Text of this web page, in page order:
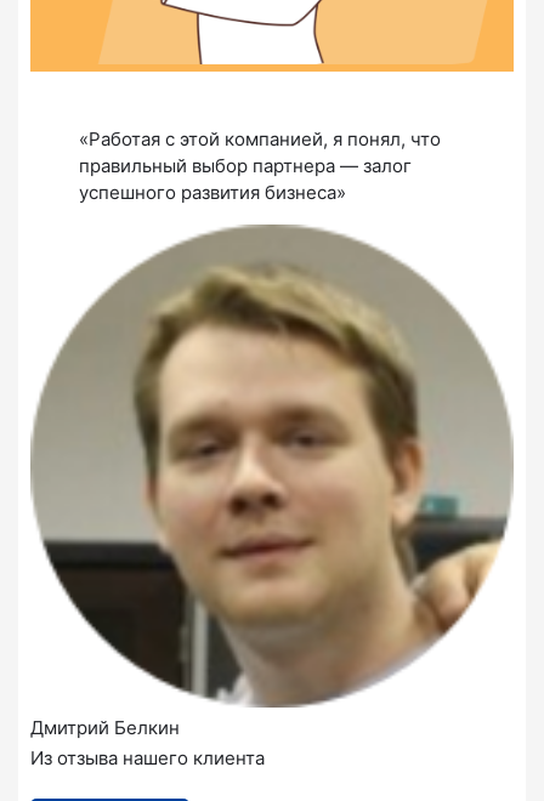
«Работая с этой компанией, я понял, что
правильный выбор партнера — залог
успешного развития бизнеса»
Дмитрий Белкин
Из отзыва нашего клиента